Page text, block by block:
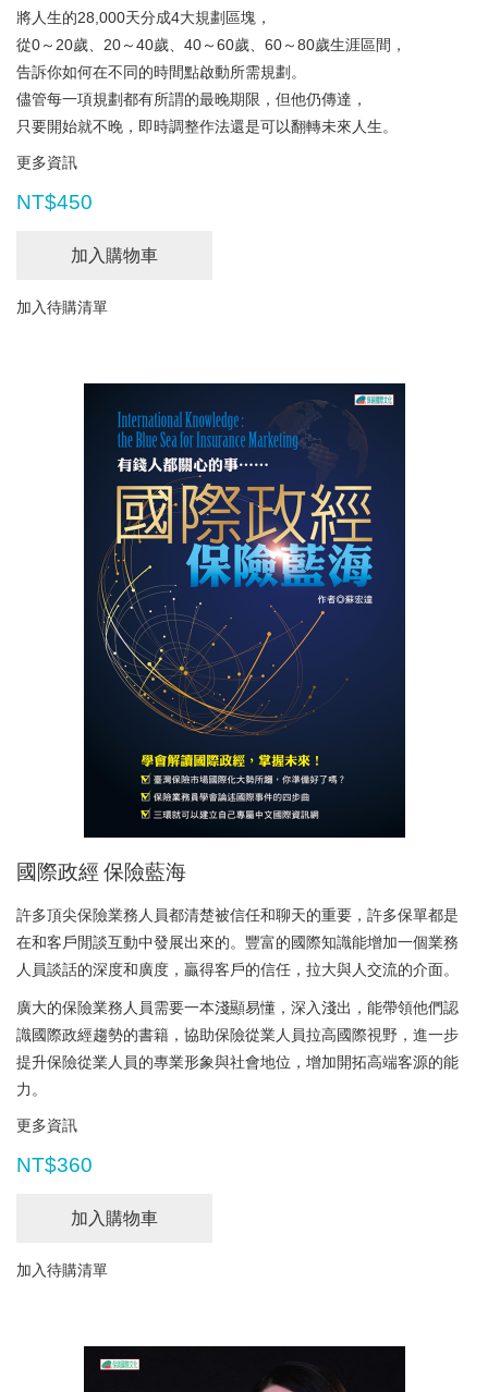
將人生的28,000天分成4大規劃區塊，
從0～20歲、20～40歲、40～60歲、60～80歲生涯區間，
告訴你如何在不同的時間點啟動所需規劃。
儘管每一項規劃都有所謂的最晚期限，但他仍傳達，
只要開始就不晚，即時調整作法還是可以翻轉未來人生。
更多資訊
NT$450
加入購物車
加入待購清單
國際政經 保險藍海
許多頂尖保險業務人員都清楚被信任和聊天的重要，許多保單都是
在和客戶閒談互動中發展出來的。豐富的國際知識能增加一個業務
人員談話的深度和廣度，贏得客戶的信任，拉大與人交流的介面。
廣大的保險業務人員需要一本淺顯易懂，深入淺出，能帶領他們認
識國際政經趨勢的書籍，協助保險從業人員拉高國際視野，進一步
提升保險從業人員的專業形象與社會地位，增加開拓高端客源的能
力。
更多資訊
NT$360
加入購物車
加入待購清單